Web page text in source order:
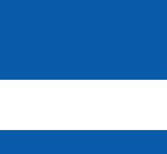
Du hittar våra öppettider
ned appar.